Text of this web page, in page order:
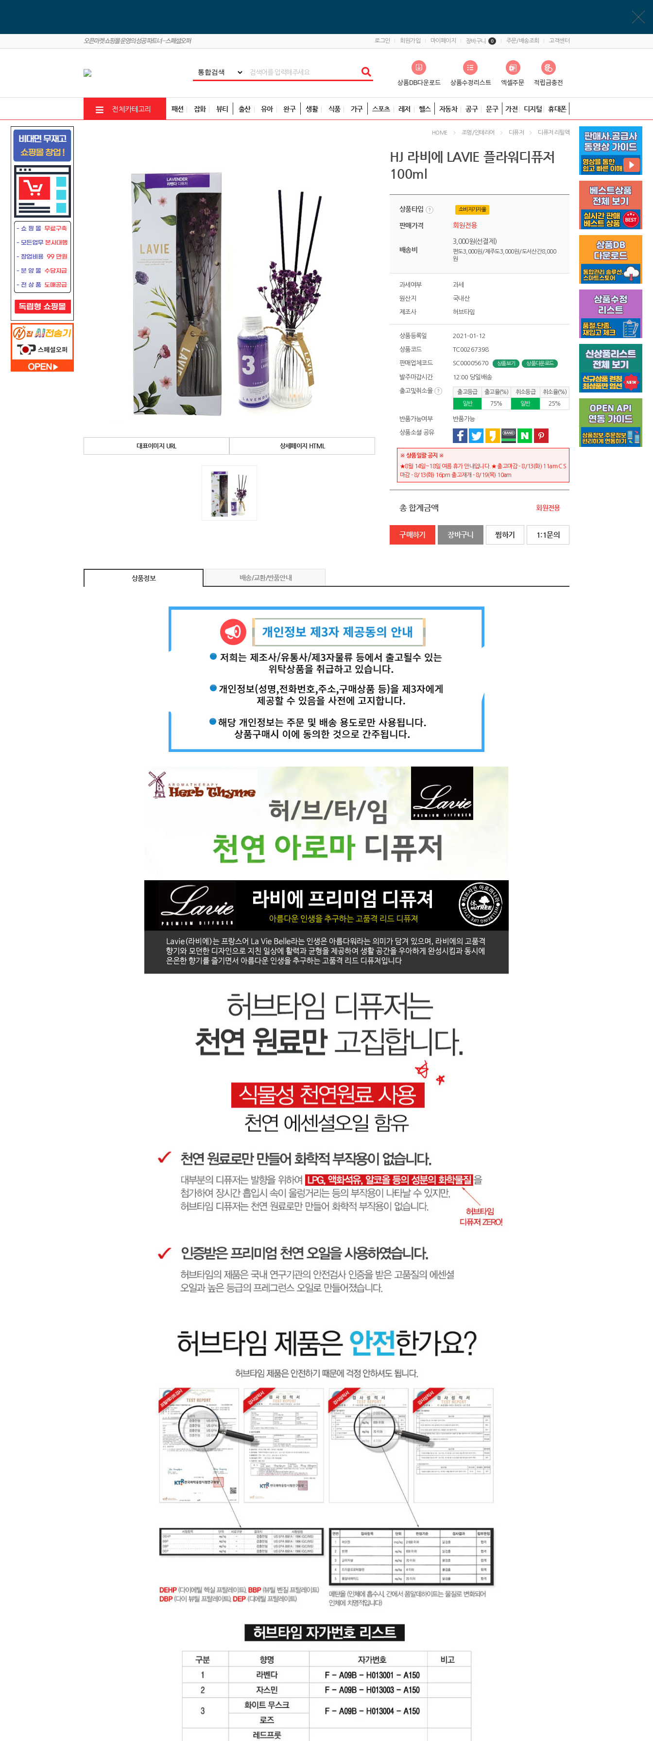
로그인 회원가입 마이페이지 장바구니 0 주문/배송조회 고객센터
전체카테고리 패션 잡화 뷰티 출산 유아 완구 생활 식품 가구 스포츠 레저 헬스 자동차 공구 문구 가전 디지털 휴대폰
HOME 조명/인테리어 디퓨저 디퓨저 리필액
대표이미지 URL 상세페이지 HTML
HJ 라비에 LAVIE 플라워디퓨저
100ml
상품타입 소비자가자율
판매가격 회원전용
배송비
3,000원(선결제)
편도3,000원/제주도3,000원/도서산간8,000
원
과세여부 과세
원산지 국내산
제조사 허브타임
상품등록일 2021-01-12
상품코드 TC00267398
판매업체코드 SC00005670 상품보기 상품다운로드
발주마감시간 12:00 당일배송
출고및취소율 출고등급 출고율(%) 취소등급
취소율(%)
일반
75% 일반 25%
반품가능여부 반품가능
상품소셜 공유
※ 상품일괄 공지 ※
★8월 14일~18일 여름 휴가 안내입니다.★ 출고마감 - 8/13(화) 11am C S
마감 - 8/13(화) 16pm 출고재개 - 8/19(목) 10am
총 합계금액 회원전용
구매하기 장바구니 찜하기 1:1문의
상품정보 배송/교환/반품안내